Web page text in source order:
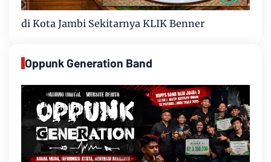
di Kota Jambi Sekitarnya KLIK Benner
Oppunk Generation Band